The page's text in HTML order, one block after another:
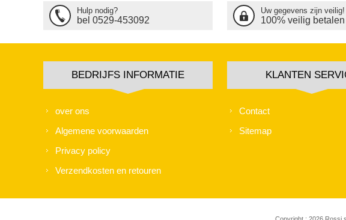
Hulp nodig?
bel 0529-453092
Uw gegevens zijn veilig!
100% veilig betalen
BEDRIJFS INFORMATIE
over ons
Algemene voorwaarden
Privacy policy
Verzendkosten en retouren
KLANTEN
Contact
Sitemap